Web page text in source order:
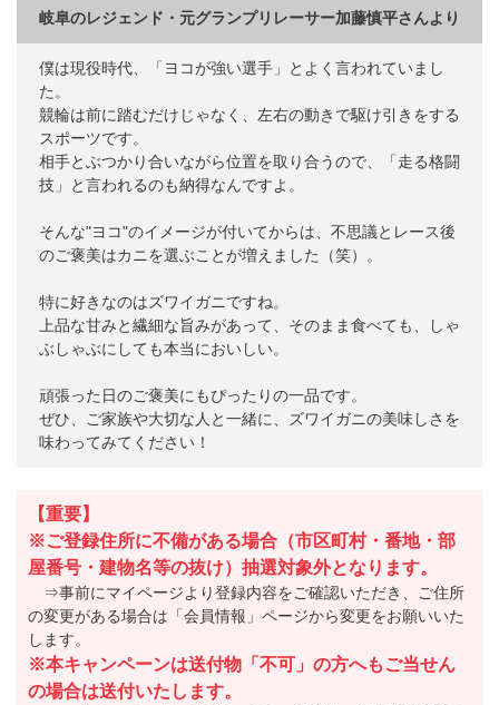
岐阜のレジェンド・元グランプリレーサー加藤慎平さんより
僕は現役時代、「ヨコが強い選手」とよく言われていまし
た。
競輪は前に踏むだけじゃなく、左右の動きで駆け引きをする
スポーツです。
相手とぶつかり合いながら位置を取り合うので、「走る格闘
技」と言われるのも納得なんですよ。
そんな"ヨコ"のイメージが付いてからは、不思議とレース後
のご褒美はカニを選ぶことが増えました（笑）。
特に好きなのはズワイガニですね。
上品な甘みと繊細な旨みがあって、そのまま食べても、しゃ
ぶしゃぶにしても本当においしい。
頑張った日のご褒美にもぴったりの一品です。
ぜひ、ご家族や大切な人と一緒に、ズワイガニの美味しさを
味わってみてください！
【重要】
※ご登録住所に不備がある場合（市区町村・番地・部
屋番号・建物名等の抜け）抽選対象外となります。
⇒事前にマイページより登録内容をご確認いただき、ご住所
の変更がある場合は「会員情報」ページから変更をお願いいた
します。
※本キャンペーンは送付物「不可」の方へもご当せん
の場合は送付いたします。